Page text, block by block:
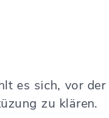
es sich, vor
zu klären.